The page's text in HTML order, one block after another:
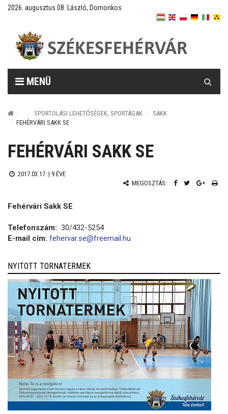
2026. augusztus 08. László, Domonkos
MENÜ
SPORTOLÁSI LEHETŐSÉGEK, SPORTÁGAK
SAKK
FEHÉRVÁRI SAKK SE
FEHÉRVÁRI SAKK SE
2017.03.17. | 9 ÉVE
MEGOSZTÁS:
Fehérvári Sakk SE
Telefonszám: 30/432-5254
E-mail cím: fehervar.se@freemail.hu
NYITOTT TORNATERMEK